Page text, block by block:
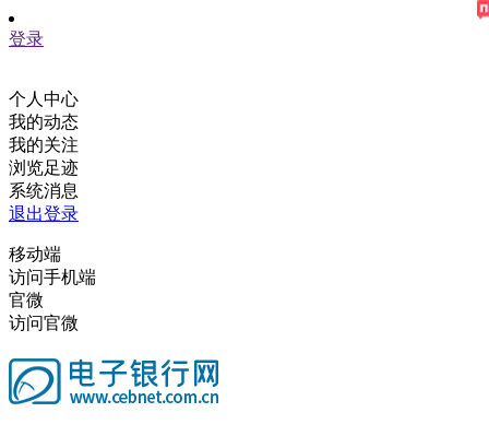
登录
个人中心
我的动态
我的关注
浏览足迹
系统消息
退出登录
移动端
访问手机端
官微
访问官微